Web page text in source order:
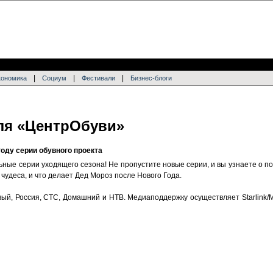
Социум Фестивали Бизнес-блоги
«ЦентрОбуви»
серии обувного проекта
серии уходящего сезона! Не пропустите новые серии, и вы узнаете о
и что делает Дед Мороз после Нового Года.
Россия, СТС, Домашний и НТВ. Медиаподдержку осуществляет Starlink/